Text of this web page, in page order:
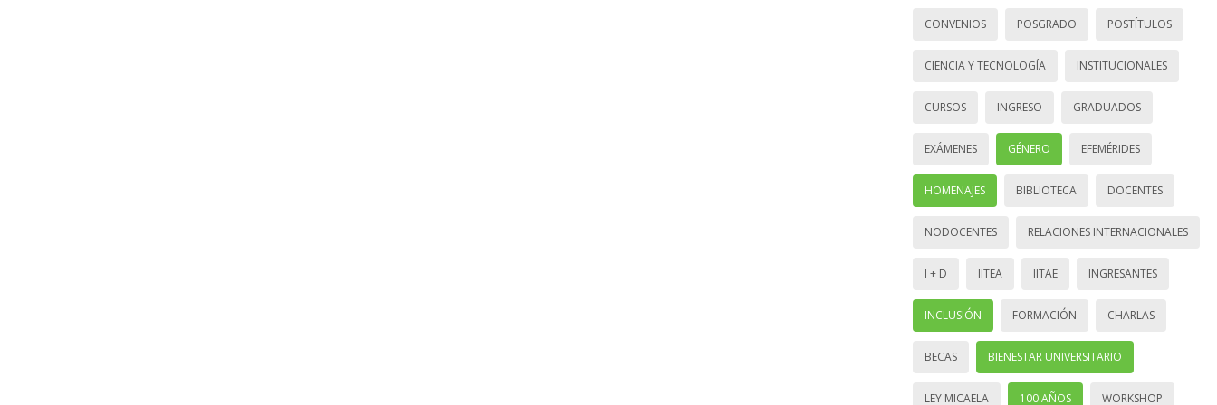
CONVENIOS POSGRADO POSTÍTULOS
CIENCIA Y TECNOLOGÍA INSTITUCIONALES
CURSOS INGRESO GRADUADOS
EXÁMENES GÉNERO EFEMÉRIDES
HOMENAJES BIBLIOTECA DOCENTES
NODOCENTES RELACIONES INTERNACIONALES
I + D IITEA IITAE INGRESANTES
INCLUSIÓN FORMACIÓN CHARLAS
BECAS BIENESTAR UNIVERSITARIO
LEY MICAELA 100 AÑOS WORKSHOP